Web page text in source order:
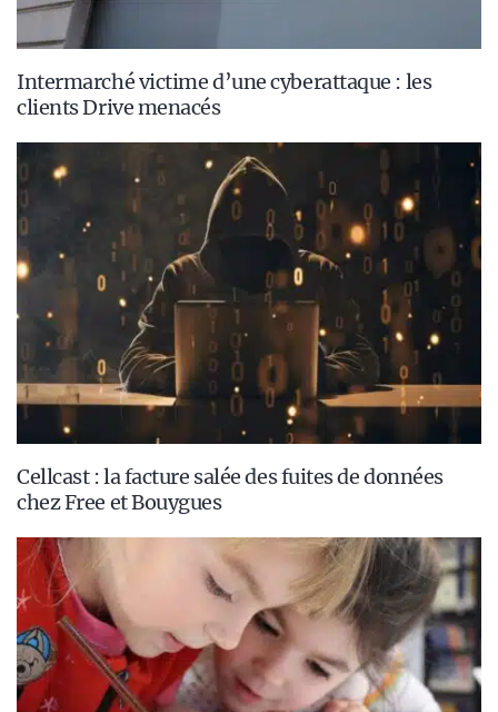
Intermarché victime d’une cyberattaque : les
clients Drive menacés
Cellcast : la facture salée des fuites de données
chez Free et Bouygues